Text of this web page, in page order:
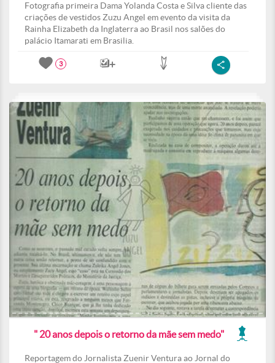
Fotografia primeira Dama Yolanda Costa e Silva cliente das
criações de vestidos Zuzu Angel em evento da visita da
Rainha Elizabeth da Inglaterra ao Brasil nos salões do
palácio Itamarati em Brasilia.
3
" 20 anos depois o retorno da mãe sem medo"
Reportagem do Jornalista Zuenir Ventura ao Jornal do